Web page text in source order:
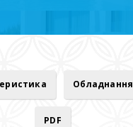
Обладнання
PDF